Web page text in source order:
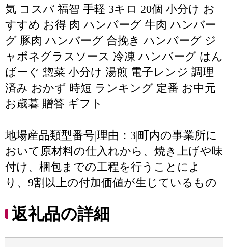
気 コスパ 福智 手軽 3キロ 20個 小分け お
すすめ お得 肉 ハンバーグ 牛肉 ハンバー
グ 豚肉 ハンバーグ 合挽き ハンバーグ ジ
ャポネグラスソース 冷凍 ハンバーグ はん
ばーぐ 惣菜 小分け 湯煎 電子レンジ 調理
済み おかず 時短 ランキング 定番 お中元
お歳暮 贈答 ギフト
地場産品類型番号|理由：3|町内の事業所に
おいて原材料の仕入れから、焼き上げや味
付け、梱包までの工程を行うことによ
り、9割以上の付加価値が生じているもの
返礼品の詳細